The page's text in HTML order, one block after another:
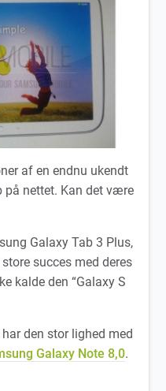
af en endnu ukendt
på nettet. Kan det være
Galaxy Tab 3 Plus,
succes med deres
kalde den “Galaxy S
den stor lighed med
Galaxy Note 8,0.